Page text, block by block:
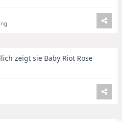
zeigt sie Baby Riot Rose